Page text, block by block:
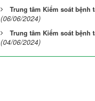
Trung tâm Kiểm soát bệnh
(06/06/2024)
Trung tâm Kiểm soát bệnh
(04/06/2024)